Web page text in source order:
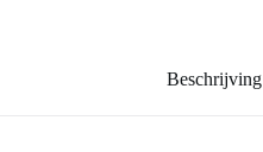
Beschrijving